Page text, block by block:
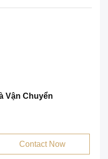
Vận Chuyển
Contact Now